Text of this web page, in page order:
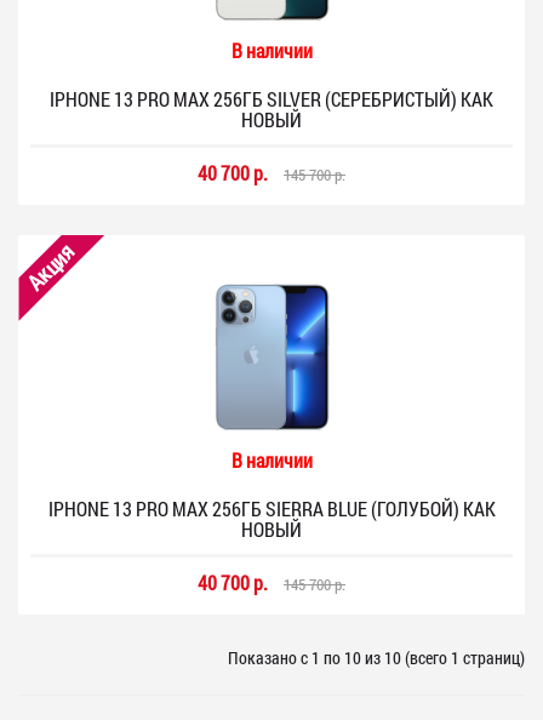
В наличии
IPHONE 13 PRO MAX 256ГБ SILVER (СЕРЕБРИСТЫЙ) КАК
НОВЫЙ
40 700 р. 145 700 р.
Акция
В наличии
IPHONE 13 PRO MAX 256ГБ SIERRA BLUE (ГОЛУБОЙ) КАК
НОВЫЙ
40 700 р. 145 700 р.
Показано с 1 по 10 из 10 (всего 1 страниц)